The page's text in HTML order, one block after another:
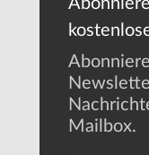
Mailbox.